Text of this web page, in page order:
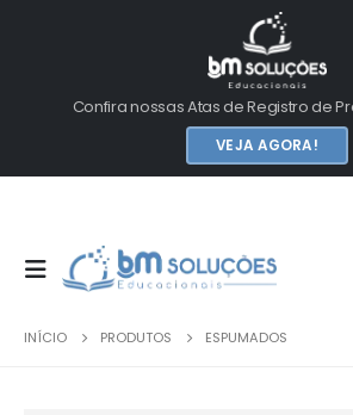
Confira nossas Atas de Registro de
VEJA AGORA!
INÍCIO PRODUTOS ESPUMADOS